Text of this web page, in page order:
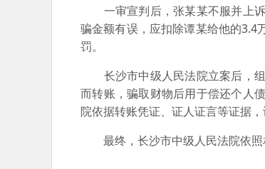
一审宣判后，张某某不服并上诉
骗金额有误，应扣除谭某给他的3.4
罚。
长沙市中级人民法院立案后，组
而转账，骗取财物后用于偿还个人
院依据转账凭证、证人证言等证据
最终，长沙市中级人民法院依照